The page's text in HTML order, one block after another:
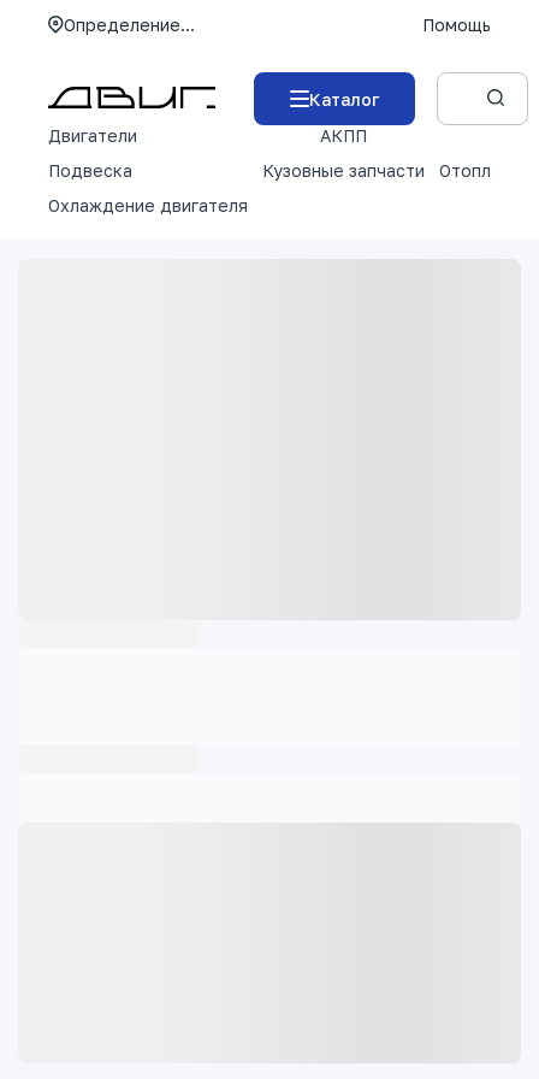
Определение... Помощь
Каталог
Двигатели
АКПП
Подвеска
Кузовные запчасти
Отопление
Охлаждение двигателя